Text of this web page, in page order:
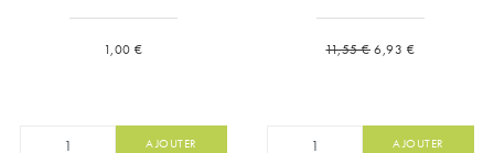
Prix
1,00 €
AJOUTER
Prix de base
11,55 €Prix
6,93 €
AJOUTER